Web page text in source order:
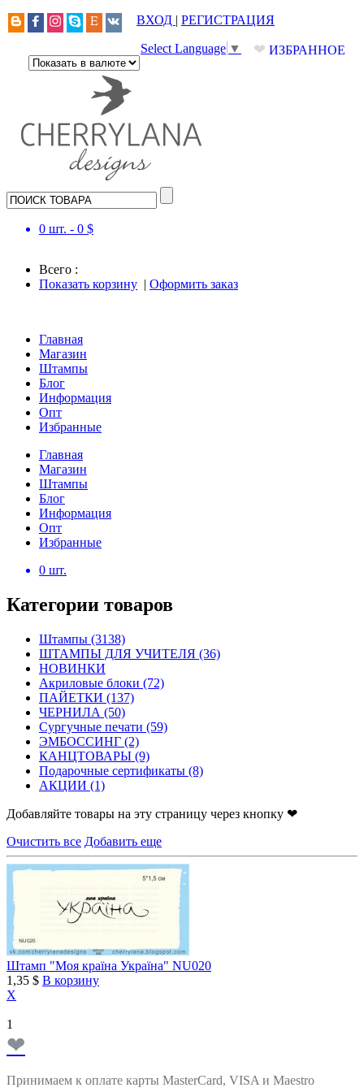
ВХОД | РЕГИСТРАЦИЯ
❤ ИЗБРАННОЕ
Select Language ▼
0 шт. - 0 $
Всего :
Показать корзину | Оформить заказ
Главная
Магазин
Штампы
Блог
Информация
Опт
Избранные
Главная
Магазин
Штампы
Блог
Информация
Опт
Избранные
0 шт.
Категории товаров
Штампы (3138)
ШТАМПЫ ДЛЯ УЧИТЕЛЯ (36)
НОВИНКИ
Акриловые блоки (72)
ПАЙЕТКИ (137)
ЧЕРНИЛА (50)
Сургучные печати (59)
ЭМБОССИНГ (2)
КАНЦТОВАРЫ (9)
Подарочные сертификаты (8)
АКЦИИ (1)
Добавляйте товары на эту страницу через кнопку ❤
Очистить все Добавить еще
Штамп "Моя країна Україна" NU020
1,35 $ В корзину
X
1
❤
Принимаем к оплате карты MasterCard, VISA и Maestro